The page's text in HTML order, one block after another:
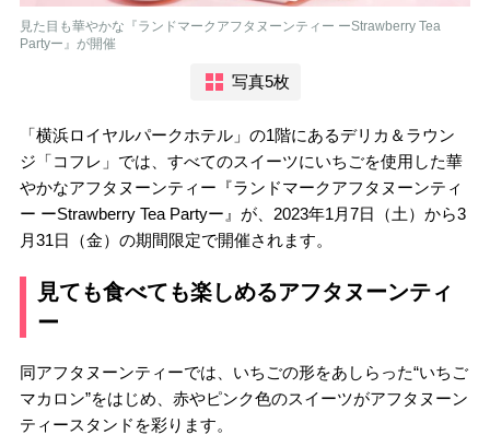
見た目も華やかな『ランドマークアフタヌーンティー ーStrawberry Tea
Partyー』が開催
写真5枚
「横浜ロイヤルパークホテル」の1階にあるデリカ＆ラウン
ジ「コフレ」では、すべてのスイーツにいちごを使用した華
やかなアフタヌーンティー『ランドマークアフタヌーンティ
ー ーStrawberry Tea Partyー』が、2023年1月7日（土）から3
月31日（金）の期間限定で開催されます。
見ても食べても楽しめるアフタヌーンティ
ー
同アフタヌーンティーでは、いちごの形をあしらった“いちご
マカロン”をはじめ、赤やピンク色のスイーツがアフタヌーン
ティースタンドを彩ります。